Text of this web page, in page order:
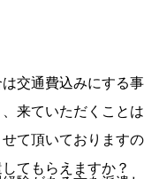
交通費込みにする事
来ていただくことは
て頂いておりますの
てもらえますか？